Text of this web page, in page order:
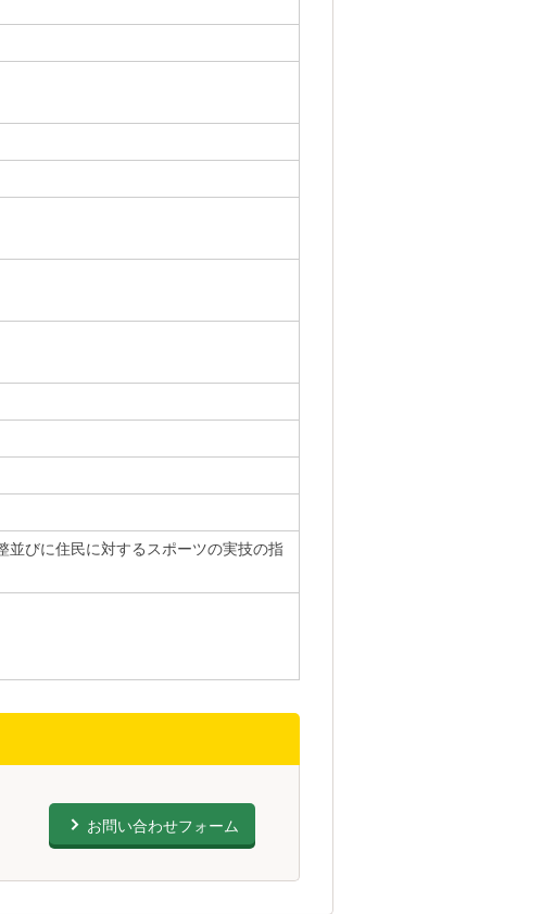
並びに住民に対するスポーツの実技の指
お問い合わせフォーム